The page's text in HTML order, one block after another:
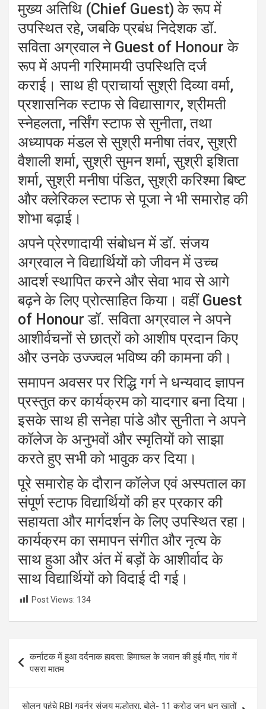
मुख्य अतिथि (Chief Guest) के रूप में
उपस्थित रहे, जबकि प्रबंध निदेशक डॉ.
सविता अग्रवाल ने Guest of Honour के
रूप में अपनी गरिमामयी उपस्थिति दर्ज
कराई। साथ ही प्राचार्या सुश्री दिव्या वर्मा,
प्रशासनिक स्टाफ से विद्यासागर, श्रीमती
स्नेहलता, नर्सिंग स्टाफ से सुनीता, तथा
अध्यापक मंडल से सुश्री मनीषा तंवर, सुश्री
वैशाली शर्मा, सुश्री सुमन शर्मा, सुश्री इशिता
शर्मा, सुश्री मनीषा पंडित, सुश्री करिश्मा बिष्ट
और क्लेरिकल स्टाफ से पूजा ने भी समारोह की
शोभा बढ़ाई।
अपने प्रेरणादायी संबोधन में डॉ. संजय
अग्रवाल ने विद्यार्थियों को जीवन में उच्च
आदर्श स्थापित करने और सेवा भाव से आगे
बढ़ने के लिए प्रोत्साहित किया। वहीं Guest
of Honour डॉ. सविता अग्रवाल ने अपने
आशीर्वचनों से छात्रों को आशीष प्रदान किए
और उनके उज्ज्वल भविष्य की कामना की।
समापन अवसर पर रिद्धि गर्ग ने धन्यवाद ज्ञापन
प्रस्तुत कर कार्यक्रम को यादगार बना दिया।
इसके साथ ही सनेहा पांडे और सुनीता ने अपने
कॉलेज के अनुभवों और स्मृतियों को साझा
करते हुए सभी को भावुक कर दिया।
पूरे समारोह के दौरान कॉलेज एवं अस्पताल का
संपूर्ण स्टाफ विद्यार्थियों की हर प्रकार की
सहायता और मार्गदर्शन के लिए उपस्थित रहा।
कार्यक्रम का समापन संगीत और नृत्य के
साथ हुआ और अंत में बड़ों के आशीर्वाद के
साथ विद्यार्थियों को विदाई दी गई।
Post Views: 134
navigation
कर्नाटक में हुआ दर्दनाक हादसा: हिमाचल के जवान की हुई मौत, गांव में
पसरा मातम
सोलन पहुंचे RBI गवर्नर संजय मल्होत्रा, बोले- 11 करोड़ जन धन खातों